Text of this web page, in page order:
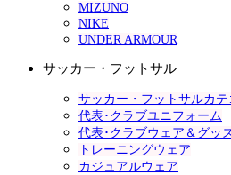
MIZUNO
NIKE
UNDER ARMOUR
サッカー・フットサル
サッカー・フットサルカ
代表･クラブユニフォーム
代表･クラブウェア＆グッ
トレーニングウェア
カジュアルウェア